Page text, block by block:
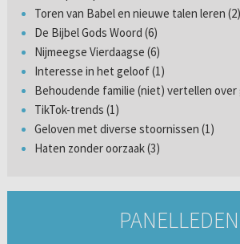
Toren van Babel en nieuwe talen leren (2)
De Bijbel Gods Woord (6)
Nijmeegse Vierdaagse (6)
Interesse in het geloof (1)
Behoudende familie (niet) vertellen over
TikTok-trends (1)
Geloven met diverse stoornissen (1)
Haten zonder oorzaak (3)
PANELLEDEN